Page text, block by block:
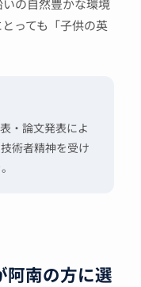
の自然豊かな環境
っても「子供の英
・論文発表によ
術者精神を受け
南の方に選